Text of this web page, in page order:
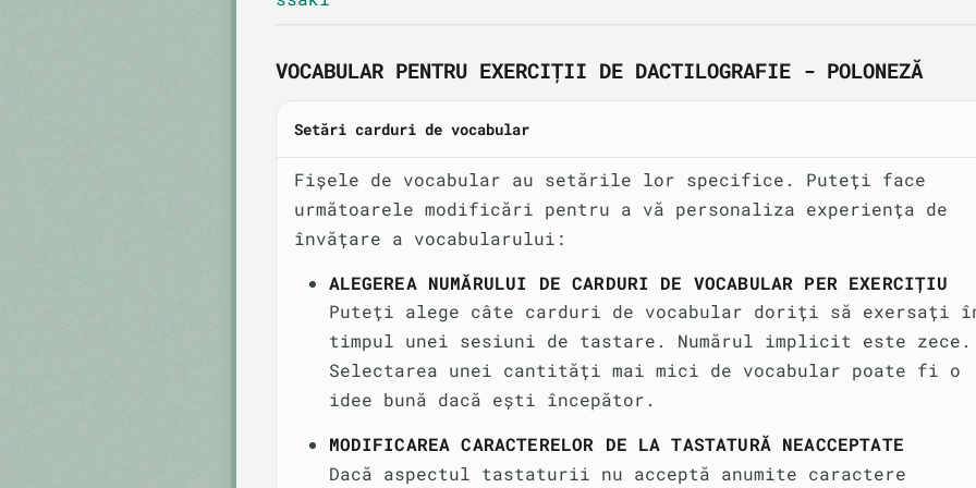
VOCABULAR PENTRU EXERCIȚII DE DACTILOGRAFIE - POLONEZĂ
Setări carduri de vocabular
Fișele de vocabular au setările lor specifice. Puteți face
următoarele modificări pentru a vă personaliza experiența de
învățare a vocabularului:
ALEGEREA NUMĂRULUI DE CARDURI DE VOCABULAR PER EXERCIȚIU
Puteți alege câte carduri de vocabular doriți să exersați
timpul unei sesiuni de tastare. Numărul implicit este zece.
Selectarea unei cantități mai mici de vocabular poate fi o
idee bună dacă ești începător.
MODIFICAREA CARACTERELOR DE LA TASTATURĂ NEACCEPTATE
Dacă aspectul tastaturii nu acceptă anumite caractere